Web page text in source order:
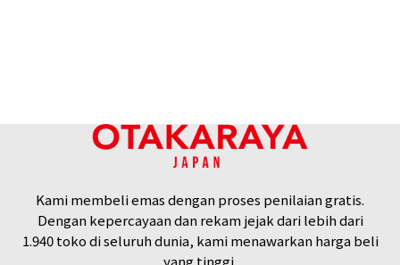
Kami membeli emas dengan proses penilaian gratis.
Dengan kepercayaan dan rekam jejak dari lebih dari
1.940 toko di seluruh dunia, kami menawarkan harga beli
yang tinggi.